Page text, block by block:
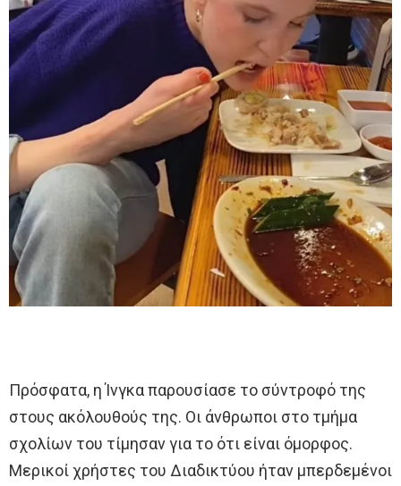
Πρόσφατα, η Ίνγκα παρουσίασε το σύντροφό της
στους ακόλουθούς της. Οι άνθρωποι στο τμήμα
σχολίων του τίμησαν για το ότι είναι όμορφος.
Μερικοί χρήστες του Διαδικτύου ήταν μπερδεμένοι